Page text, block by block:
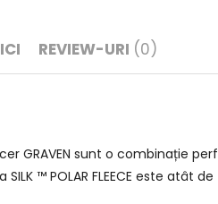
REVIEW-URI (0)
GRAVEN sunt o combinație
™ POLAR FLEECE este atât